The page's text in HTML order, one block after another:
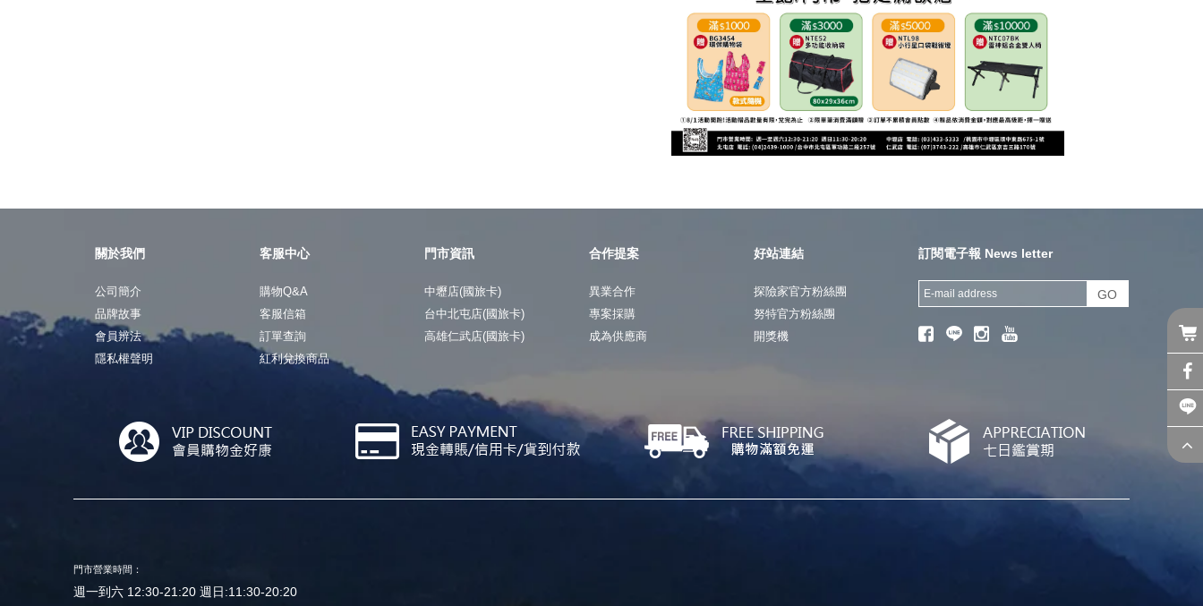
關於我們
公司簡介
品牌故事
會員辨法
隱私權聲明
客服中心
購物Q&A
客服信箱
訂單查詢
紅利兌換商品
門市資訊
中壢店(國旅卡)
台中北屯店(國旅卡)
高雄仁武店(國旅卡)
合作提案
異業合作
專案採購
成為供應商
好站連結
探險家官方粉絲團
努特官方粉絲團
開獎機
訂閱電子報 News letter
GO
門市營業時間：
週一到六 12:30-21:20 週日:11:30-20:20